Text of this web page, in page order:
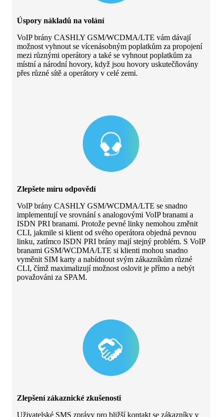
Úspory nákladů na volání
VoIP brány CASHLY GSM/WCDMA/LTE vám dávají
možnost vyhnout se vícenásobným poplatkům za propojení
mezi různými operátory a také se vyhnout poplatkům za
místní a národní hovory, když jsou hovory uskutečňovány
přes různé sítě a operátory v celé zemi.
Zlepšete míru odpovědí
VoIP brány CASHLY GSM/WCDMA/LTE se snadno
implementují ve srovnání s analogovými VoIP branami a
ISDN PRI branami. Protože pevné linky nemohou změnit
CLI, jakmile si klient od svého operátora objedná pevnou
linku, zatímco ISDN PRI brány mají stejný problém. S VoIP
branami GSM/WCDMA/LTE si klienti mohou snadno
vyměnit SIM karty a nabídnout svým zákazníkům různé
CLI, čímž maximalizují možnost oslovit je přímo a nebýt
považováni za SPAM.
Zlepšení zákaznické zkušenosti
Uživatelské SMS zprávy pro bližší kontakt se zákazníky v